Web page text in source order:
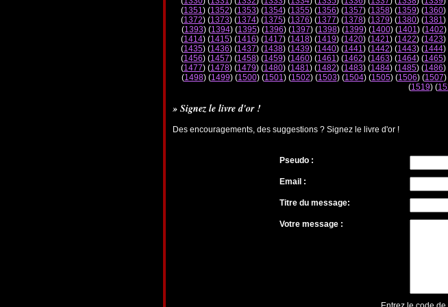
(1351) (1352) (1353) (1354) (1355) (1356) (1357) (1358) (1359) (1360)
(1372) (1373) (1374) (1375) (1376) (1377) (1378) (1379) (1380) (1381)
(1393) (1394) (1395) (1396) (1397) (1398) (1399) (1400) (1401) (1402)
(1414) (1415) (1416) (1417) (1418) (1419) (1420) (1421) (1422) (1423)
(1435) (1436) (1437) (1438) (1439) (1440) (1441) (1442) (1443) (1444)
(1456) (1457) (1458) (1459) (1460) (1461) (1462) (1463) (1464) (1465)
(1477) (1478) (1479) (1480) (1481) (1482) (1483) (1484) (1485) (1486)
(1498) (1499) (1500) (1501) (1502) (1503) (1504) (1505) (1506) (1507)
(1519) (
» Signez le livre d'or !
Des encouragements, des suggestions ? Signez le livre d'or !
Pseudo :
Email :
Titre du message:
Votre message :